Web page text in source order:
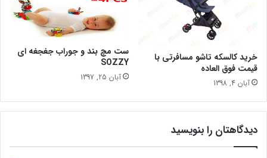
خرید کالسکه تاشو مسافرتی با
قیمت فوق العاده
آبان 4, 1398
ست مچ بند و جوراب جغجغه ای
SOZZY
آبان 25, 1397
دیدگاهتان را بنویسید